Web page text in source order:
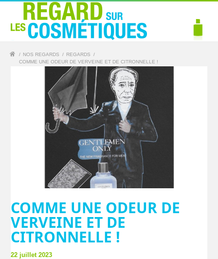
/ NOS REGARDS / REGARDS
/
COMME UNE ODEUR DE VERVEINE ET DE CITRONNELLE !
COMME UNE ODEUR DE
VERVEINE ET DE
CITRONNELLE !
22 juillet 2023